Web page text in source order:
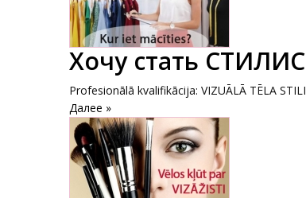
Хочу стать
Profesionālā kvalifikācija: VIZUĀLĀ TĒLA
Далее »